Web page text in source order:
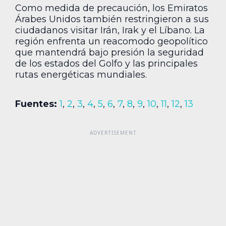
Como medida de precaución, los Emiratos
Árabes Unidos también restringieron a sus
ciudadanos visitar Irán, Irak y el Líbano. La
región enfrenta un reacomodo geopolítico
que mantendrá bajo presión la seguridad
de los estados del Golfo y las principales
rutas energéticas mundiales.
Fuentes: 1, 2, 3, 4, 5, 6, 7, 8, 9,10,11,12,13